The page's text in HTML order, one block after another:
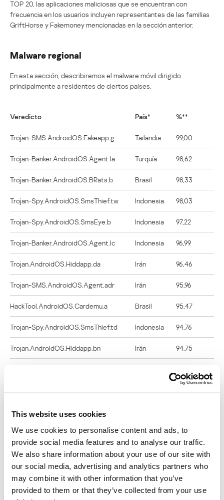
This website uses cookies
We use cookies to personalise content and ads, to
provide social media features and to analyse our traffic.
We also share information about your use of our site with
our social media, advertising and analytics partners who
may combine it with other information that you’ve
provided to them or that they’ve collected from your use
TOP 20, las aplicaciones maliciosas que se encuentran con
frecuencia en los usuarios incluyen representantes de las familias
GriftHorse y Fakemoney mencionadas en la sección anterior.
Malware regional
En esta sección, describiremos el malware móvil dirigido
principalmente a residentes de ciertos países.
Veredicto País* %**
Trojan-SMS.AndroidOS.Fakeapp.g Tailandia 99,00
Trojan-Banker.AndroidOS.Agent.la Turquía 98,62
Trojan-Banker.AndroidOS.BRats.b Brasil 98,33
Trojan-Spy.AndroidOS.SmsThief.tw Indonesia 98,03
Trojan-Spy.AndroidOS.SmsEye.b Indonesia 97,22
Trojan-Banker.AndroidOS.Agent.lc Indonesia 96,99
Trojan.AndroidOS.Hiddapp.da Irán 96,46
Trojan-SMS.AndroidOS.Agent.adr Irán 95,96
HackTool.AndroidOS.Cardemu.a Brasil 95,47
Trojan-Spy.AndroidOS.SmsThief.td Indonesia 94,76
Trojan.AndroidOS.Hiddapp.bn Irán 94,75
Trojan.AndroidOS.Hiddapp.cg
Trojan.AndroidOS.FakeGram.a Irán 88,89
Trojan-Banker.AndroidOS.Agent.cf Turquía 88,61
Trojan-Dropper.AndroidOS.Wroba.o Japón